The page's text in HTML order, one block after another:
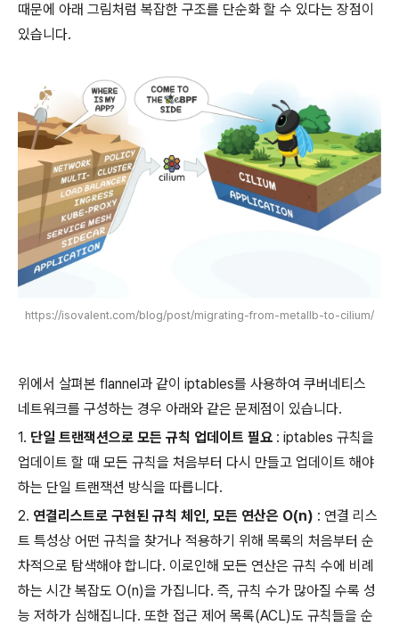
때문에 아래 그림처럼 복잡한 구조를 단순화 할 수 있다는 장점이
있습니다.
https://isovalent.com/blog/post/migrating-from-metallb-to-cilium/
위에서 살펴본 flannel과 같이 iptables를 사용하여 쿠버네티스
네트워크를 구성하는 경우 아래와 같은 문제점이 있습니다.
1. 단일 트랜잭션으로 모든 규칙 업데이트 필요 : iptables 규칙을
업데이트 할 때 모든 규칙을 처음부터 다시 만들고 업데이트 해야
하는 단일 트랜잭션 방식을 따릅니다.
2. 연결리스트로 구현된 규칙 체인, 모든 연산은 O(n) : 연결 리스
트 특성상 어떤 규칙을 찾거나 적용하기 위해 목록의 처음부터 순
차적으로 탐색해야 합니다. 이로인해 모든 연산은 규칙 수에 비례
하는 시간 복잡도 O(n)을 가집니다. 즉, 규칙 수가 많아질 수록 성
능 저하가 심해집니다. 또한 접근 제어 목록(ACL)도 규칙들을 순